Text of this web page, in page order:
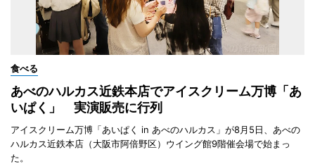
食べる
あべのハルカス近鉄本店でアイスクリーム万博「あ
いぱく」 実演販売に行列
アイスクリーム万博「あいぱく in あべのハルカス」が8月5日、あべの
ハルカス近鉄本店（大阪市阿倍野区）ウイング館9階催会場で始まっ
た。